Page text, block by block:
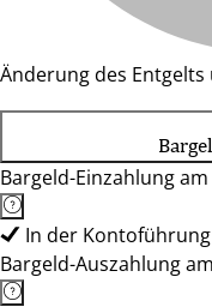
Änderung des
Bargeld-Einzahlung
In der
Bargeld-Auszahlung